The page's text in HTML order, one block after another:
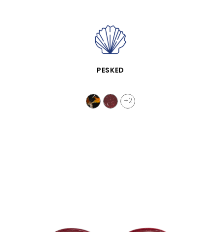
VISTA RÁPIDA
PESKED
+2